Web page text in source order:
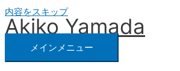
内容をスキップ
Akiko Yamada
メインメニュー